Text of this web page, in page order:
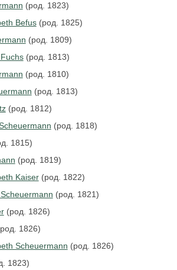
(род. 1823)
Befus(род. 1825)
(род. 1809)
(род. 1813)
(род. 1810)
(род. 1813)
(род. 1812)
(род. 1818)
1815)
(род. 1819)
Kaiser(род. 1822)
(род. 1821)
(род. 1826)
1826)
Scheuermann (род. 1826)
1823)